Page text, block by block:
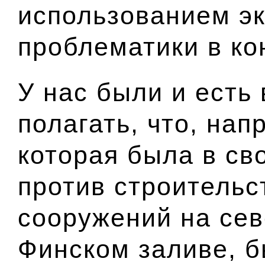
использованием
проблематики в
У нас были и есть
полагать, что,
которая была в
против
сооружений на
Финском заливе,